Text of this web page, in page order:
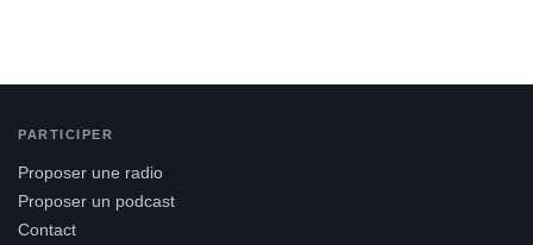
PARTICIPER
Proposer une radio
Proposer un podcast
Contact